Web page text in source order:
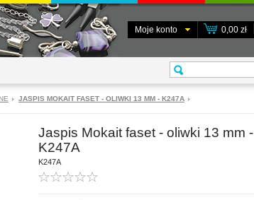
Moje konto 0,00 zł
JASPIS MOKAIT FASET - OLIWKI 13 MM - K247A
Jaspis Mokait faset - oliwki 13 mm -
K247A
K247A